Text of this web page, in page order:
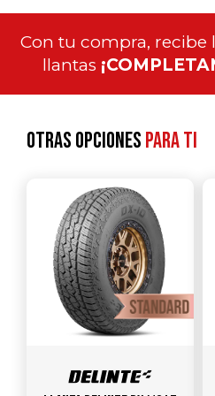
Con tu compra, recibe
llantas
Otras opcionespara ti